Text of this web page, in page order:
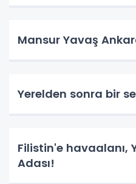
Mansur Yavaş
Yerelden sonra bir
Filistin'e havaalanı,
Adası!